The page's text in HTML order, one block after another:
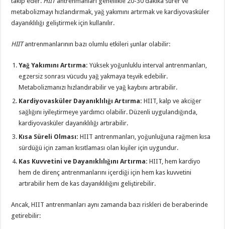
metabolizmayı hızlandırmak, yağ yakımını artırmak ve kardiyovasküler
dayanıklılığı geliştirmek için kullanılır.
HIITantrenmanlarının bazı olumlu etkileri şunlar olabilir:
Yağ Yakımını Artırma: Yüksek yoğunluklu interval antrenmanları,
egzersiz sonrası vücudu yağ yakmaya teşvik edebilir.
Metabolizmanızı hızlandırabilir ve yağ kaybını artırabilir.
Kardiyovasküler Dayanıklılığı Artırma: HIIT, kalp ve akciğer
sağlığını iyileştirmeye yardımcı olabilir. Düzenli uygulandığında,
kardiyovasküler dayanıklılığı artırabilir.
Kısa Süreli Olması: HIIT antrenmanları, yoğunluğuna rağmen kısa
sürdüğü için zaman kısıtlaması olan kişiler için uygundur.
Kas Kuvvetini ve Dayanıklılığını Artırma: HIIT, hem kardiyo
hem de direnç antrenmanlarını içerdiği için hem kas kuvvetini
artırabilir hem de kas dayanıklılığını geliştirebilir.
Ancak, HIIT antrenmanları aynı zamanda bazı riskleri de beraberinde
getirebilir: